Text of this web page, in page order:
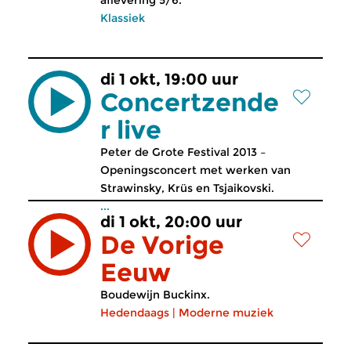
Klassiek
di 1 okt, 19:00 uur
Concertzende
r live
Peter de Grote Festival 2013 –
Openingsconcert met werken van
Strawinsky, Krüs en Tsjaikovski.
...
di 1 okt, 20:00 uur
De Vorige
Eeuw
Boudewijn Buckinx.
Hedendaags | Moderne muziek